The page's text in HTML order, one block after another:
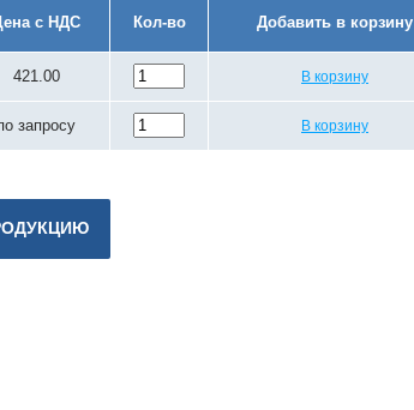
с НДС Кол-во Добавить в корзину
421.00 В корзину
запросу В корзину